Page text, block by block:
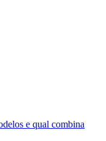
e qual combina